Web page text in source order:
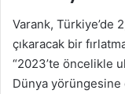
Varank, Türkiye’de
çıkaracak bir
“2023’te öncelikle
Dünya yörüngesine